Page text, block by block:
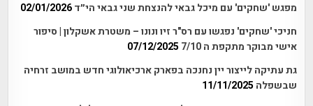
מפגש 'שחקים' עם מיכל גבאי להנצחת שני גבאי הי״ד 02/01/2026
חניכי 'שחקים' נפגשו עם רס"ר זיו ונונו – משטרת אשקלון | סיפור
אישי מבוקר מתקפת ה 7/10
07/12/2025
גת עתיקה לייצור יין נחנכה בפארק ארכיאולוגי חדש במושב זרחיה
שבשפלה 11/11/2025